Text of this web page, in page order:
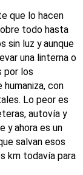
que lo hacen
todo hasta
sin luz y aunque
una linterna o
por los
con
Lo peor es
autovía y
y ahora es un
salvan esos
km todavía para